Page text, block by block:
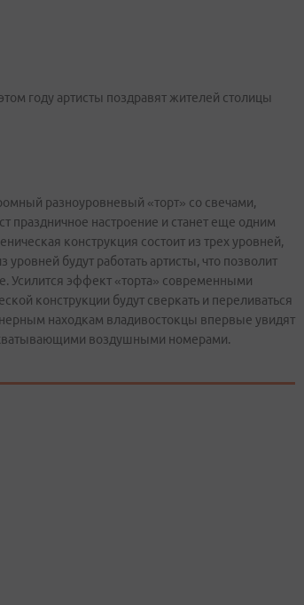
году артисты поздравят жителей столицы
разноуровневый «торт» со свечами,
праздничное настроение и станет еще одним
конструкция состоит из трех уровней,
будут работать артисты, что позволит
Усилится эффект «торта» современными
конструкции будут сверкать и переливаться
находкам владивостокцы впервые увидят
воздушными номерами.